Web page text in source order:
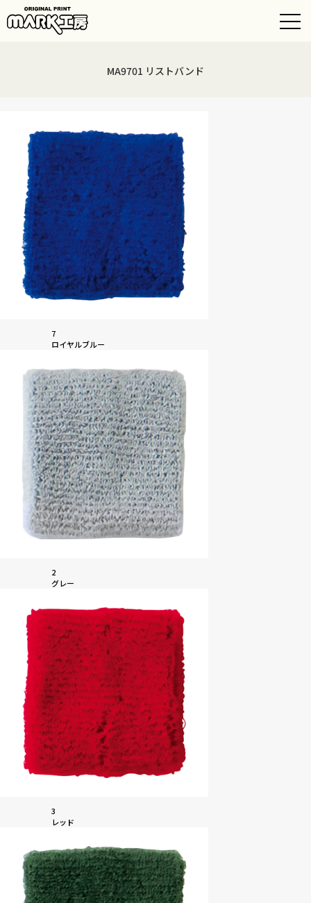
MA9701 リストバンド
7
ロイヤルブルー
2
グレー
3
レッド